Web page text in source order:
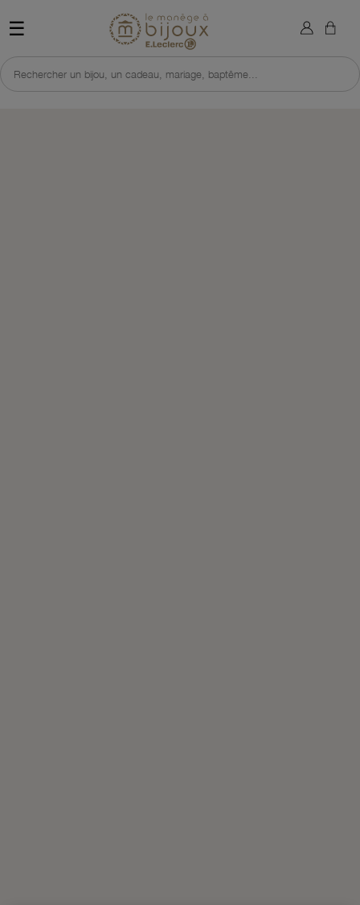
☰ Retour à l'accueil du site
Rechercher un bijou, un cadeau, mariage, baptême...
×